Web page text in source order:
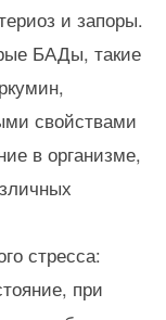
и запоры.
БАДы, такие
свойствами
в организме,
стресса:
при